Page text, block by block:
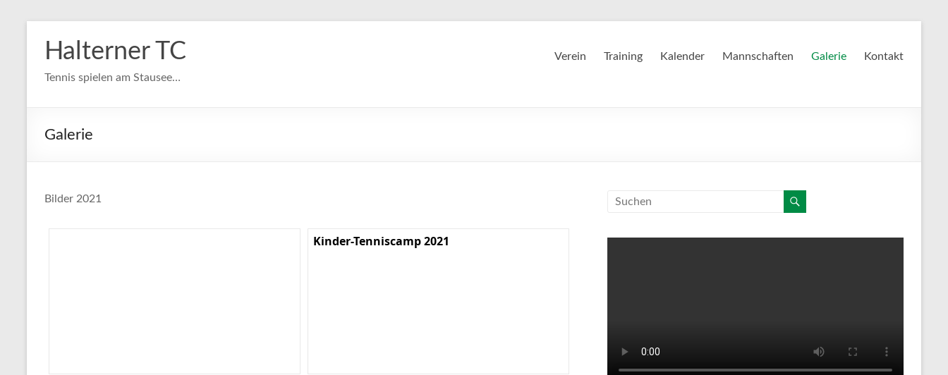
Inhalt
springenHalterner TC
Tennis spielen am Stausee…
Verein Training Kalender Mannschaften Galerie Kontakt
Galerie
Bilder 2021
Kinder-Tenniscamp 2021